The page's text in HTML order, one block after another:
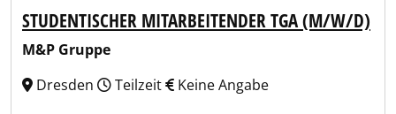
STUDENTISCHER MITARBEITENDER TGA (M/W/D)
M&P Gruppe
Dresden
Teilzeit Keine Angabe